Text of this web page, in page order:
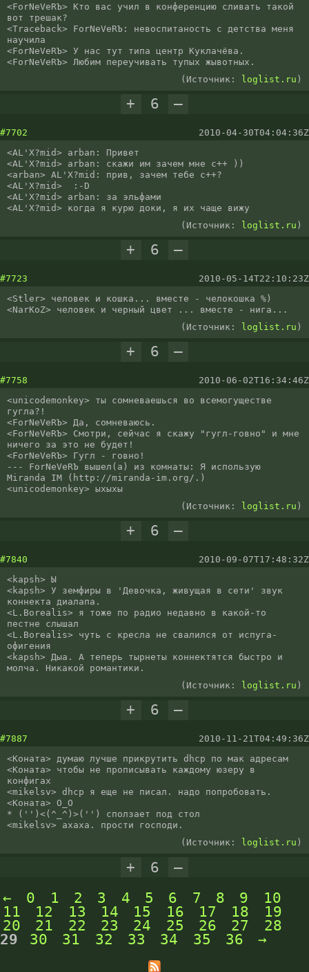
<ForNeVeRЪ> Кто вас учил в конференцию сливать такой
вот трешак?
<Traceback> ForNeVeRЪ: невоспитаность с детства меня
научила
<ForNeVeRЪ> У нас тут типа центр Куклачёва.
<ForNeVeRЪ> Любим переучивать тупых жывотных.
(Источник:
loglist.ru )
+ 6 –
#7702
2010-04-30T04:04:36Z
<AL'X?mid> arban: Привет
<AL'X?mid> arban: скажи им зачем мне с++ ))
<arban> AL'X?mid: прив, зачем тебе с++?
<AL'X?mid>  :-D
<AL'X?mid> arban: за эльфами
<AL'X?mid> когда я курю доки, я их чаще вижу
(Источник:
loglist.ru )
+ 6 –
#7723
2010-05-14T22:10:23Z
<Stler> человек и кошка... вместе - челокошка %)
<NarKoZ> человек и черный цвет ... вместе - нига...
(Источник:
loglist.ru )
+ 6 –
#7758
2010-06-02T16:34:46Z
<unicodemonkey> ты сомневаешься во всемогуществе
гугла?!
<ForNeVeRЪ> Да, сомневаюсь.
<ForNeVeRЪ> Смотри, сейчас я скажу "гугл-говно" и мне
ничего за это не будет!
<ForNeVeRЪ> Гугл - говно!
--- ForNeVeRЪ вышел(а) из комнаты: Я использую
Miranda IM (http://miranda-im.org/.)
<unicodemonkey> ыхыхы
(Источник:
loglist.ru )
+ 6 –
#7840
2010-09-07T17:48:32Z
<kapsh> Ы
<kapsh> У земфиры в 'Девочка, живущая в сети' звук
коннекта диалапа.
<L.Borealis> я тоже по радио недавно в какой-то
пестне слышал
<L.Borealis> чуть с кресла не свалился от испуга-
офигения
<kapsh> Дыа. А теперь тырнеты коннектятся быстро и
молча. Никакой романтики.
(Источник:
loglist.ru )
+ 6 –
#7887
2010-11-21T04:49:36Z
<Коната> думаю лучше прикрутить dhcp по мак адресам
<Коната> чтобы не прописывать каждому юзеру в
конфигах
<mikelsv> dhcp я еще не писал. надо попробовать.
<Коната> О_О
* ('')<(^_^)>('') сползает под стол
<mikelsv> ахаха. прости господи.
(Источник:
loglist.ru )
+ 6
–
←
0 1 2 3 4 5 6 7 8 9
10
11
12 13 14 15 16 17 18
19
20
21 22 23 24 25 26 27
28
29
30 31 32 33 34 35 36 →